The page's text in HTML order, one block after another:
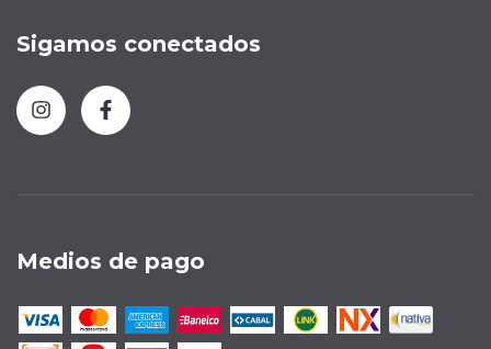
Sigamos conectados
Medios de pago